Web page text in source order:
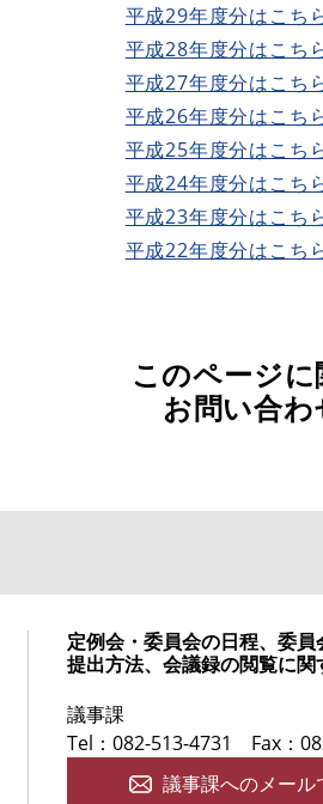
平成29年度分はこち
平成28年度分はこち
平成27年度分はこち
平成26年度分はこち
平成25年度分はこち
平成24年度分はこち
平成23年度分はこち
平成22年度分はこち
このページに
お問い合わ
定例会・委員会の日程、委
提出方法、会議録の閲覧に
議事課
Tel：082-513-4731
Fax：
議事課へのメー